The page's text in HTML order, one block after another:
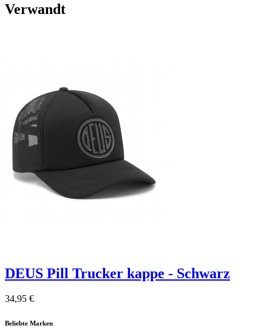
Verwandt
DEUS Pill Trucker kappe - Schwarz
34,95 €
Beliebte Marken